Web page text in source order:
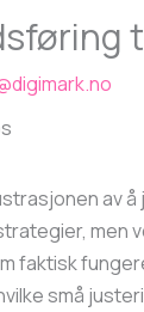
av
men
faktisk
små